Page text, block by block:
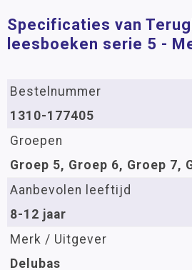
Specificaties van
leesboeken serie 5 -
Bestelnummer
1310-177405
Groepen
Groep 5, Groep 6, Groep 7,
Aanbevolen leeftijd
8-12 jaar
Merk / Uitgever
Delubas